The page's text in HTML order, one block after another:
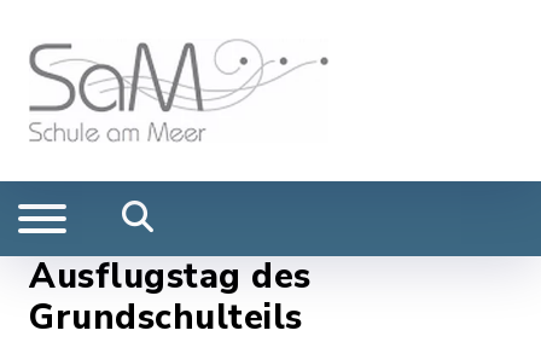
Ausflugstag des
Grundschulteils